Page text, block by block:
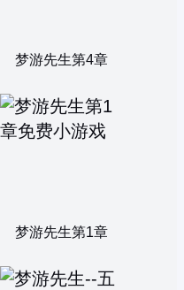
梦游先生第4章
梦游先生第1章